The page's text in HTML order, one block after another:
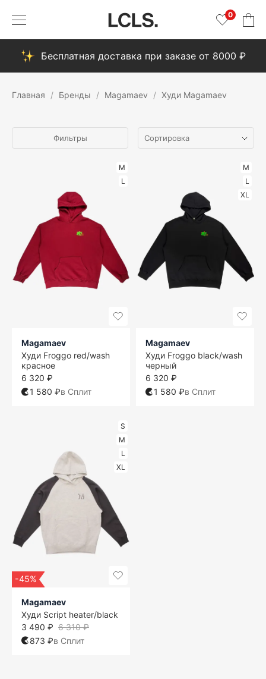
0
Бесплатная доставка при заказе от 8000 ₽
Главная Бренды Magamaev Худи Magamaev
Фильтры
M
L
Magamaev
Худи Froggo red/wash
красное
6 320 ₽
1 580 ₽в Сплит
M
L
XL
Magamaev
Худи Froggo black/wash
черный
6 320 ₽
1 580 ₽в Сплит
S
M
L
XL
-45%
Magamaev
Худи Script heater/black
6 310 ₽
3 490 ₽
873 ₽в Сплит